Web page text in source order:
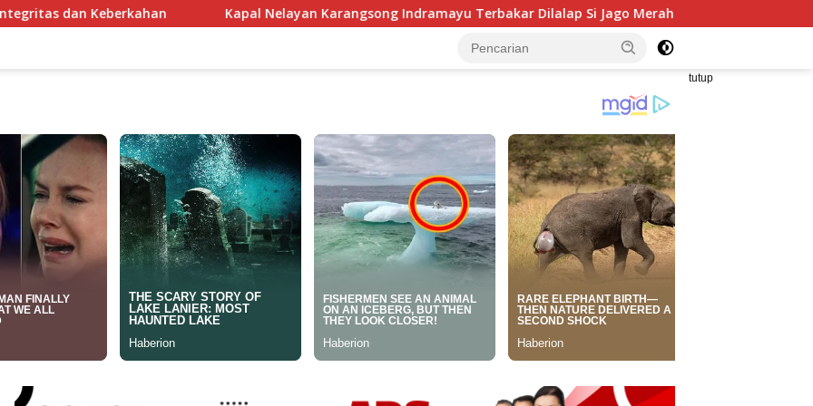
Kapal Nelayan Karangsong Indramayu Terbakar Dilalap Si Jago Merah Anggota DPRD Jabar Hilal Hilmawan
tutup